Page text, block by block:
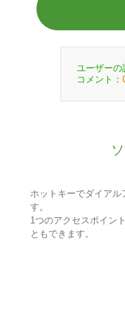
ユーザーの
コメント：
ホットキーでダイア
す。
1つのアクセスポイン
ともできます。